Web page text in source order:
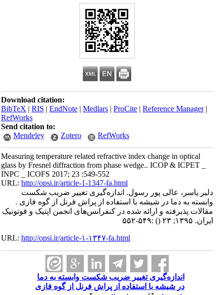
Download citation:
BibTeX|RIS|EndNote|Medlars|ProCite|Reference Manager
RefWorks
Send citation to:
Mendeley
Zotero RefWorks
Measuring temperature related refractive index change in optical
glass by Fresnel diffraction from phase wedge.. ICOP & ICPET _
INPC _ ICOFS 2017; 23 :549-552
URL:http://opsi.ir/article-1-1347-fa.html
دلیر یاسر، عالی پور رسول. اندازه‌گیری تغییر ضریب شکست
وابسته به دما در شیشه با استفاده از پراش فرنل از گوه فازی .
مقالات پذیرفته و ارائه شده در کنفرانس‌های انجمن اپتیک و فوتونیک
ایران. ۱۳۹۵; ۲۳
() :۵۴۹-۵۵۲
URL:http://opsi.ir/article-۱-۱۳۴۷-fa.html
اندازه‌گیری تغییر ضریب شکست وابسته به دما
در شیشه با استفاده از پراش فرنل از گوه فازی